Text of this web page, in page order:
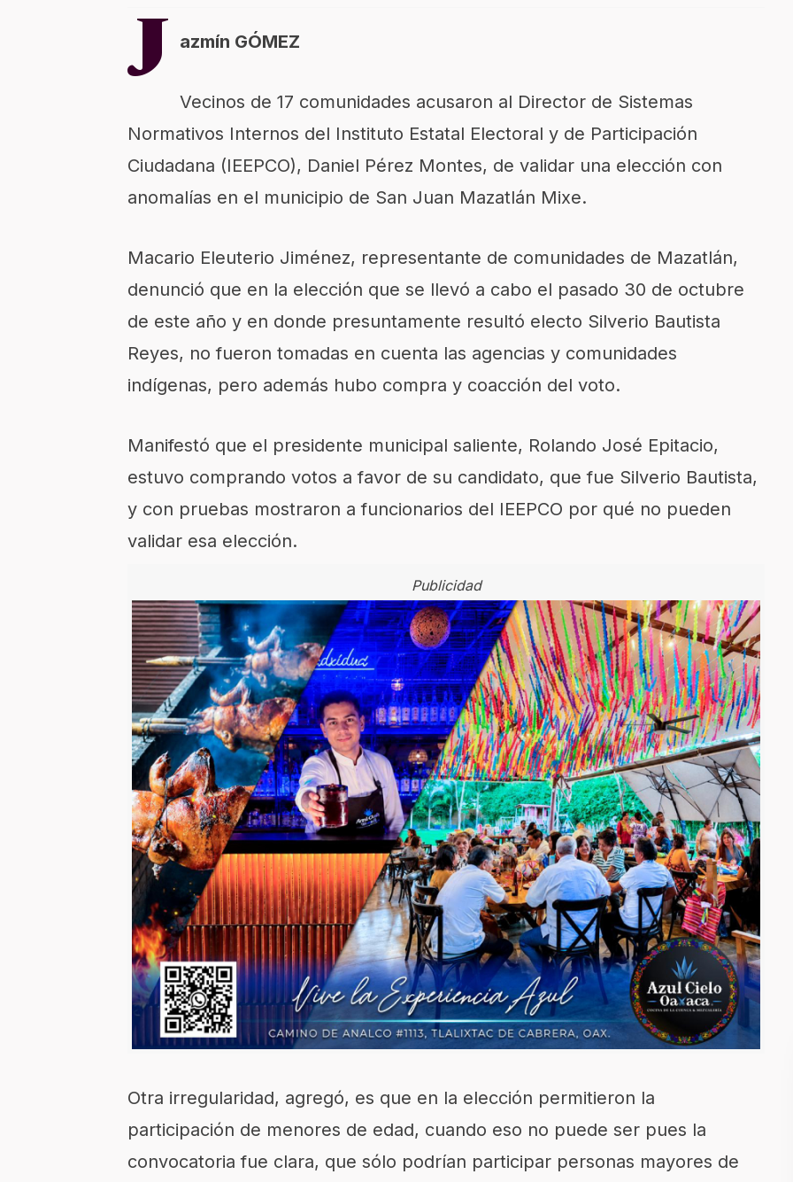
J azmín GÓMEZ
Vecinos de 17 comunidades acusaron al Director de Sistemas
Normativos Internos del Instituto Estatal Electoral y de Participación
Ciudadana (IEEPCO), Daniel Pérez Montes, de validar una elección con
anomalías en el municipio de San Juan Mazatlán Mixe.
Macario Eleuterio Jiménez, representante de comunidades de Mazatlán,
denunció que en la elección que se llevó a cabo el pasado 30 de octubre
de este año y en donde presuntamente resultó electo Silverio Bautista
Reyes, no fueron tomadas en cuenta las agencias y comunidades
indígenas, pero además hubo compra y coacción del voto.
Manifestó que el presidente municipal saliente, Rolando José Epitacio,
estuvo comprando votos a favor de su candidato, que fue Silverio Bautista,
y con pruebas mostraron a funcionarios del IEEPCO por qué no pueden
validar esa elección.
Publicidad
Otra irregularidad, agregó, es que en la elección permitieron la
participación de menores de edad, cuando eso no puede ser pues la
convocatoria fue clara, que sólo podrían participar personas mayores de